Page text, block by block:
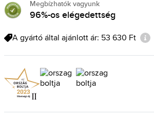
Megbízhatók vagyunk
96%-os elégedettség
A gyártó által ajánlott ár: 53 630 Ft